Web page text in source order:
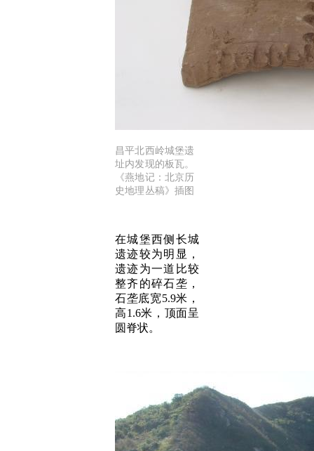
昌平北西岭城堡遗
址内发现的板瓦。
《燕地记：北京历
史地理丛稿》插图
在城堡西侧长城
遗迹较为明显，
遗迹为一道比较
整齐的碎石垄，
石垄底宽5.9米，
高1.6米，顶面呈
圆脊状。